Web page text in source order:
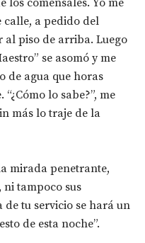
calle, a pedido del
piso de arriba. Luego
se asomó y me
de agua que horas
lo sabe?”, me
más lo traje de la
mirada penetrante,
tampoco sus
de tu servicio se hará un
de esta noche”.